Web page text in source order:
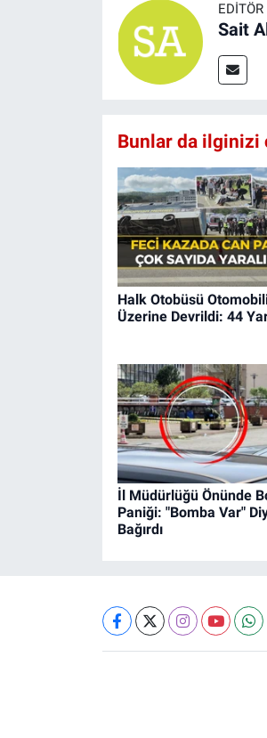
Sait
Bunlar da ilginizi
Halk Otobüsü
Üzerine Devrildi: 44
İl Müdürlüğü Önünde
Paniği: "Bomba Var"
Bağırdı